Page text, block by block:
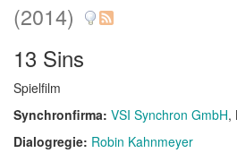
(2014)
13 Sins
Spielfilm
Synchronfirma: VSI Synchron GmbH,
Dialogregie: Robin Kahnmeyer